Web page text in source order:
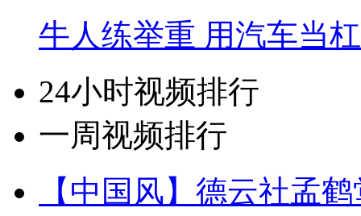
牛人练举重 用汽车当
24小时视频排行
一周视频排行
【中国风】德云社孟